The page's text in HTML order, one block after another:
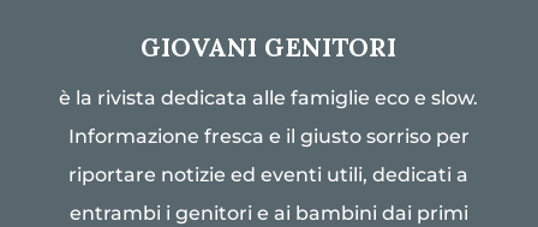
GIOVANI GENITORI
è la rivista dedicata alle famiglie eco e slow.
Informazione fresca e il giusto sorriso per
riportare notizie ed eventi utili, dedicati a
entrambi i genitori e ai bambini dai primi